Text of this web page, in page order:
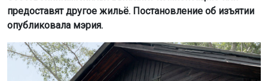
предоставят другое жильё. Постановление об изъятии
опубликовала мэрия.